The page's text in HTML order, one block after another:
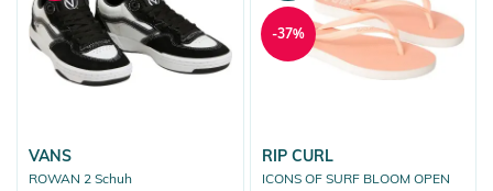
VANS
ROWAN 2 Schuh
RIP CURL
ICONS OF SURF BLOOM OPEN
-37%